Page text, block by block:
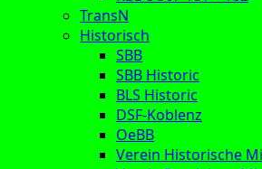
TransN
Historisch
SBB
SBB Historic
BLS Historic
DSF-Koblenz
OeBB
Verein Historische